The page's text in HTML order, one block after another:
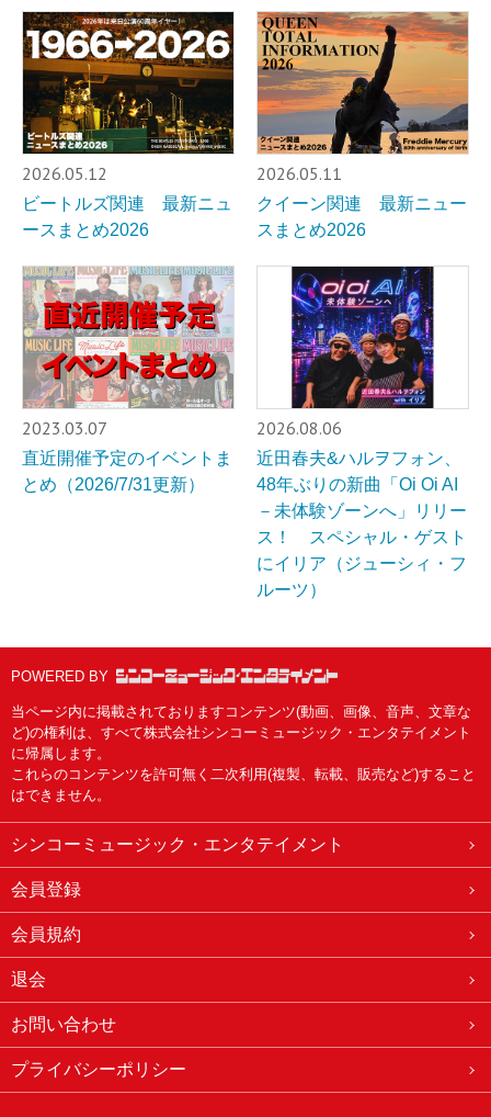
2026.05.12
ビートルズ関連 最新ニュ
ースまとめ2026
2026.05.11
クイーン関連 最新ニュー
スまとめ2026
2023.03.07
直近開催予定のイベントま
とめ（2026/7/31更新）
2026.08.06
近田春夫&ハルヲフォン、
48年ぶりの新曲「Oi Oi AI
－未体験ゾーンへ」リリー
ス！ スペシャル・ゲスト
にイリア（ジューシィ・フ
ルーツ）
POWERED BY
当ページ内に掲載されておりますコンテンツ(動画、画像、音声、文章な
ど)の権利は、すべて株式会社シンコーミュージック・エンタテイメント
に帰属します。
これらのコンテンツを許可無く二次利用(複製、転載、販売など)すること
はできません。
シンコーミュージック・エンタテイメント
会員登録
会員規約
退会
お問い合わせ
プライバシーポリシー